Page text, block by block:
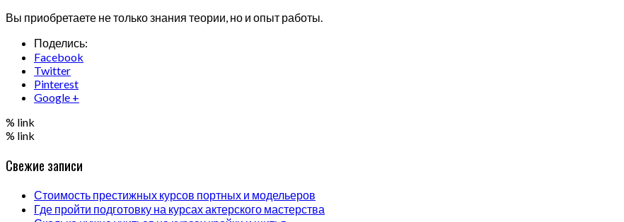
Вы приобретаете не только знания теории, но и опыт работы.
Поделись:
Facebook
Twitter
Pinterest
Google +
% link
% link
Свежие записи
Стоимость престижных курсов портных и модельеров
Где пройти подготовку на курсах актерского мастерства